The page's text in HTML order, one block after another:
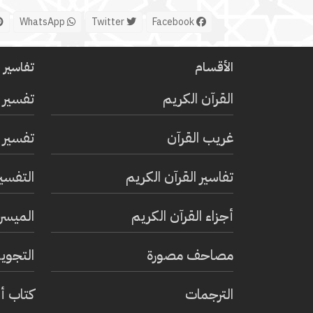
Facebook
Twitter
الأقسام
القرآن الكريم
غريب القرآن
تفاسير القرآن الكريم
أجزاء القرآن الكريم
مصاحف مصورة
الترجمات
تفسير
كتاب